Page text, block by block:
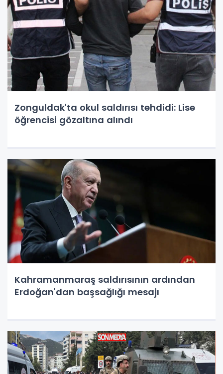
Zonguldak'ta okul saldırısı tehdidi: Lise
öğrencisi gözaltına alındı
Kahramanmaraş saldırısının ardından
Erdoğan'dan başsağlığı mesajı